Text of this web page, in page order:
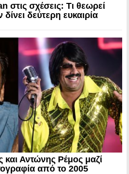
στις σχέσεις: Τι θεωρεί
δίνει δεύτερη ευκαιρία
Αντώνης Ρέμος μαζί
από το 2005